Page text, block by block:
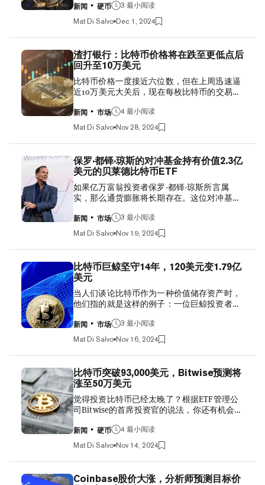
疫情后的通货...
下自由交易，并且记录在一个不可篡改的账本
上，这个账本不容易被更改或脱机。 多年来，
这种货币已经从一种几乎毫无价值的奇物，以
及主要用于在线购买毒品的工具，变成了世界
上最有价值的资产之一，也是寻求对冲通胀的
知名资产管理公司眼中的有吸引力的投资对
象。如今，随着比特币ETF在今年蓬勃发展，
甚至连华尔街也加入了这一行列。 Bitcoin
ETFs Take in $1 Billion as BTC Price Nears
加密货币比特币在周三早些时候触及97,360美
元，但随后有所回落，目前交易价格为96,320
美元。 上周，比特币一度逼近10万美元大关，
但最终未能突破，不过仍然创下了99,645美元
的历史新高。在24小时内，比特币价格上涨了
超过5%。 而表现良好的不仅仅是比特币这一
数字资产：以太坊的价格也达到了五个月来的
新高，为3,647美元。在过去一天上涨9%后，
第二大加密货币以太坊目前的价格为3,625美
现在资金正重新流入该领域。不过，以太坊要
想打破2021年创下的4,878美元的历史高点，
还需再上涨25%。 Bitcoin ETFs Notch Biggest
Week Ever, Adding $3.1 Billion as BTC Neared
$100K 此外，狗狗币的价格也出现了上涨。特
斯拉首席执行官埃隆·马斯克钟爱的狗狗货币上
涨了近5%，目前价格略高于0.40美元，而周二
其价格曾跌至0.37美元以下。 在特斯拉...
新闻 硬币
3 最小阅读
Mat Di Salvo Dec 1, 2024
渣打银行：比特币价格将在跌至更低点后
回升至10万美元
比特币价格一度接近六位数，但在上周迅速逼
近10万美元大关后，现在每枚比特币的交易价
银行称，比特币仍有进一步下跌的空间。 该公
司的数字资产研究员Geoff Kendrick周二写道，
未来还会有更多痛苦，最大的加密货币将跌至
88,700美元的低位。原因何在？新的财政部
长。 他写道：“我认为昨天（比特币价格下
跌）的催化剂是Bessent（出任财政部长）宣
布后美国国债期限溢价的减少。”唐纳德·特朗
普提名Scott Bessent出任美国财政部长后，美
国国债上涨，5年至30年期限的国债收益率下
来看，比特币的涨势可能会放缓，因为“比特
币的核心用途之一是对冲（传统金融）问题
（与银行部门或财政部相关）。” 对冲基金经
理Bessent被华尔街视为财政保守派，这可能
意味着更明智的货币政策——特别是在关税方
面。候任总统唐纳德·特朗普曾承诺采取激进的
关税政策，即对进口商品征税。经济学家表
示，由于关税往往会导致通货膨胀加剧，因此
美国国债已出现回调。 Solana, XRP ETFs Next
新闻 市场
4 最小阅读
Mat Di Salvo Nov 28, 2024
保罗·都铎·琼斯的对冲基金持有价值2.3亿
美元的贝莱德比特币ETF
如果亿万富翁投资者保罗·都铎·琼斯所言属
实，那么通货膨胀将长期存在。这位对冲基金
也是他一直以来公开看好比特币的原因之一。
都铎·琼斯也是言行一致之人：他的对冲基金通
过美国最大的比特币ETF大幅增加了对“数字黄
金”的投资。 上周提交给美国证券交易委员会
（SEC）的一份新的13F文件显示，截至9月30
日，都铎投资公司持有超过440万股贝莱德旗
下的iShares比特币信托ETF。 当时这批持仓的
价值约为1.6亿美元，按当前价格计算，现在价
值已达到2.3亿美元。回溯到6月份，该对冲基
为IBIT。 全球最大的资产管理公司贝莱德现在
允许更多传统投资者通过其iShares比特币信托
ETF接触比特币。 ETF是一种受欢迎的投资工
具，允许人们购买跟踪基础资产的股票，这些
基础资产可以是外币、黄金、美国股票或铜等
任何资产。 SEC在今年1月批准了比特币ETF，
允许它们在证券交易所交易，从而为新的加密
货币投资者群体打开了大门。贝莱德的ETF获
得了 最大的资金流入和日常交易量。 多年来
新闻 市场
3 最小阅读
Mat Di Salvo Nov 19, 2024
比特币巨鲸坚守14年，120美元变1.79亿
美元
当人们谈论比特币作为一种价值储存资产时，
他们指的就是这样的例子：一位巨鲸投资者在
而在此之前，这些比特币已被他持有了14年之
久，未曾动过。 区块链数据显示，这位拥有巨
额持仓的加密货币投资者（即巨鲸）是在2010
年收到这些比特币的，当时每枚比特币的价值
仅为0.06美元。总的来说，他当时持有的比特
币价值仅为120美元。 在目睹其持仓增值近15
亿%后，这位巨鲸于周四晚间将这些“数字黄
金”转移至美国加密货币交易所Coinbase，推
测其目的是为了出售。记者Peter Rizzo首先在
IN: Someone just moved 2,000 #Bitcoin worth
$179,000,000. They held from $0.06 to
$90,000 Legend 🔥
pic.twitter.com/L2nprLATnh — The Bitcoin
Historian (@pete_rizzo_) November 15, 2024
新闻 市场
3 最小阅读
Mat Di Salvo Nov 16, 2024
比特币突破93,000美元，Bitwise预测将
涨至50万美元
觉得投资比特币已经太晚了？根据ETF管理公
司Bitwise的首席投资官的说法，你还有机会，
然，他会这么说。但这位加密资产管理公司的
老板Matt Hougan给出了一些有趣的理由，解
释为什么他认为普通投资者仍然可以抢购“数
字黄金”——而且，只有当或如果比特币达到50
万美元的价位时，投资才算为时已晚。 上周唐
新闻 硬币
4 最小阅读
Mat Di Salvo Nov 14, 2024
Coinbase股价大涨，分析师预测目标价